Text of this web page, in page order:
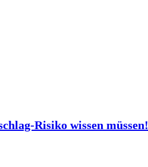
Risiko wissen müssen!